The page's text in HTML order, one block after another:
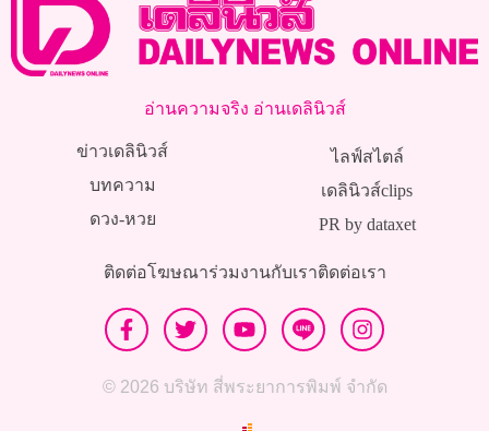
อ่านความจริง อ่านเดลินิวส์
ข่าวเดลินิวส์
บทความ
ดวง-หวย
ไลฟ์สไตล์
เดลินิวส์clips
PR by dataxet
ติดต่อโฆษณาร่วมงานกับเราติดต่อเรา
© 2026 บริษัท สี่พระยาการพิมพ์ จำกัด